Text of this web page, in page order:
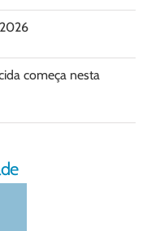
começa nesta